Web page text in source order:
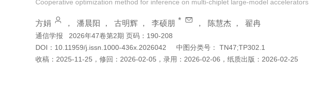
Cooperative optimization method for inference on multi-chiplet large-model accelerators
方娟 ， 潘晨阳 ， 古明辉 ， 李硕朋 * ， 陈慧杰 ， 翟冉
通信学报
2026年47卷第2期 页码：190-208
DOI： 10.11959/j.issn.1000-436x.2026042 中图分类号：
TN47;TP302.1
收稿： 2025-11-25 ， 修回： 2026-02-05 ， 录用： 2026-02-06 ， 纸质出版： 2026-02-25